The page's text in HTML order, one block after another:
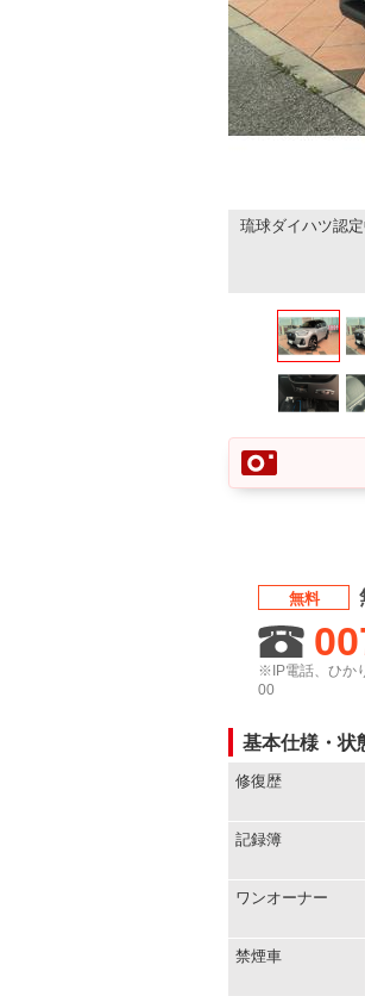
琉球ダイハツ認
無料
※IP電話、ひか
00
基本仕様・状
修復歴
記録簿
ワンオーナー
禁煙車